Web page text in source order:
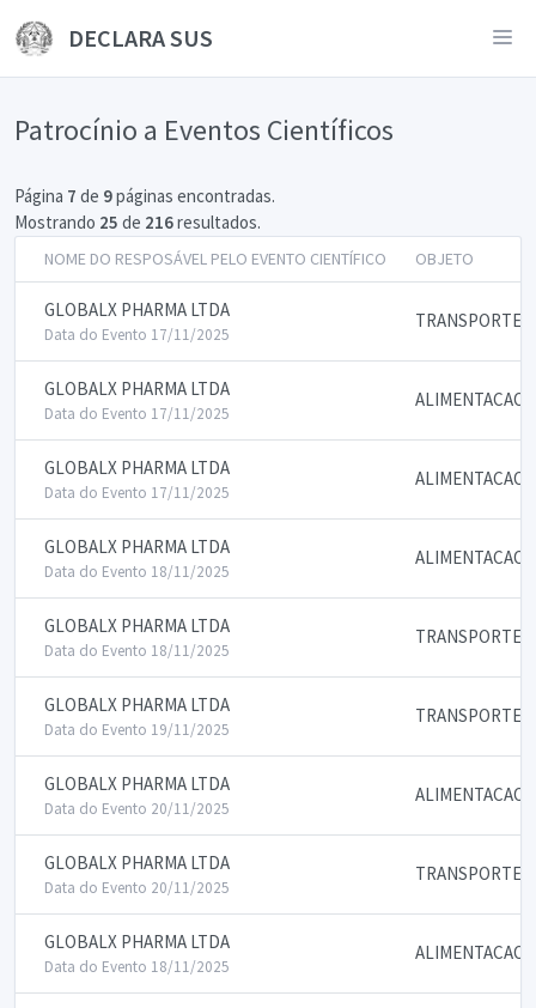
DECLARA SUS
Patrocínio a Eventos Científicos
Página 7 de 9páginas encontradas.
Mostrando 25 de 216resultados.
NOME DO RESPOSÁVEL PELO EVENTO CIENTÍFICO OBJETO
GLOBALX PHARMA LTDA
Data do Evento 17/11/2025
TRANSPORTE
GLOBALX PHARMA LTDA
Data do Evento 17/11/2025
ALIMENTACAO
GLOBALX PHARMA LTDA
Data do Evento 17/11/2025
ALIMENTACAO
GLOBALX PHARMA LTDA
Data do Evento 18/11/2025
ALIMENTACAO
GLOBALX PHARMA LTDA
Data do Evento 18/11/2025
TRANSPORTE
GLOBALX PHARMA LTDA
Data do Evento 19/11/2025
TRANSPORTE
GLOBALX PHARMA LTDA
Data do Evento 20/11/2025
ALIMENTACAO
GLOBALX PHARMA LTDA
Data do Evento 20/11/2025
TRANSPORTE
GLOBALX PHARMA LTDA
Data do Evento 18/11/2025
ALIMENTACAO